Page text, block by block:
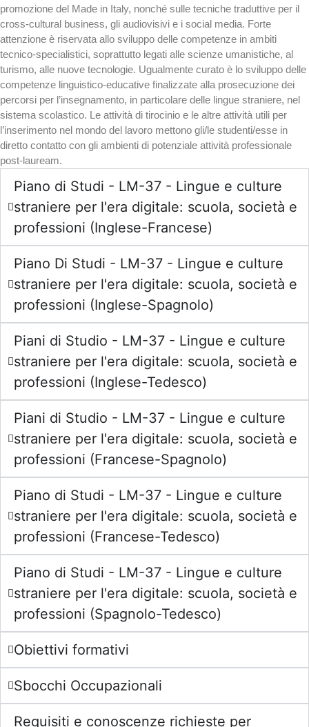
promozione del Made in Italy, nonché sulle tecniche traduttive per il
cross-cultural business, gli audiovisivi e i social media. Forte
attenzione è riservata allo sviluppo delle competenze in ambiti
tecnico-specialistici, soprattutto legati alle scienze umanistiche, al
turismo, alle nuove tecnologie. Ugualmente curato è lo sviluppo delle
competenze linguistico-educative finalizzate alla prosecuzione dei
percorsi per l’insegnamento, in particolare delle lingue straniere, nel
sistema scolastico. Le attività di tirocinio e le altre attività utili per
l’inserimento nel mondo del lavoro mettono gli/le studenti/esse in
diretto contatto con gli ambienti di potenziale attività professionale
post-lauream.
Piano di Studi - LM-37 - Lingue e culture
straniere per l'era digitale: scuola, società e
professioni (Inglese-Francese)
Piano Di Studi - LM-37 - Lingue e culture
straniere per l'era digitale: scuola, società e
professioni (Inglese-Spagnolo)
Piani di Studio - LM-37 - Lingue e culture
straniere per l'era digitale: scuola, società e
professioni (Inglese-Tedesco)
Piani di Studio - LM-37 - Lingue e culture
straniere per l'era digitale: scuola, società e
professioni (Francese-Spagnolo)
Piano di Studi - LM-37 - Lingue e culture
straniere per l'era digitale: scuola, società e
professioni (Francese-Tedesco)
Piano di Studi - LM-37 - Lingue e culture
straniere per l'era digitale: scuola, società e
professioni (Spagnolo-Tedesco)
Obiettivi formativi
Sbocchi Occupazionali
Requisiti e conoscenze richieste per